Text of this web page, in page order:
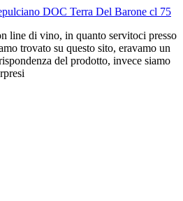
DOC Terra Del Barone cl 75
line di vino, in quanto servitoci presso
trovato su questo sito, eravamo un
del prodotto, invece siamo